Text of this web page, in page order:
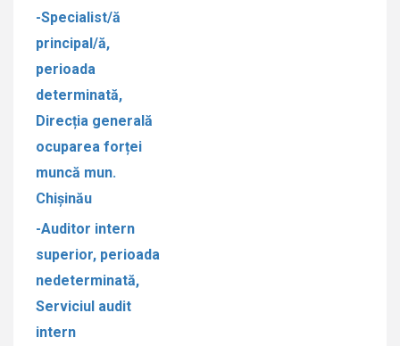
-Specialist/ă
principal/ă,
perioada
determinată,
Direcția generală
ocuparea forței
muncă mun.
Chișinău
-Auditor intern
superior, perioada
nedeterminată,
Serviciul audit
intern